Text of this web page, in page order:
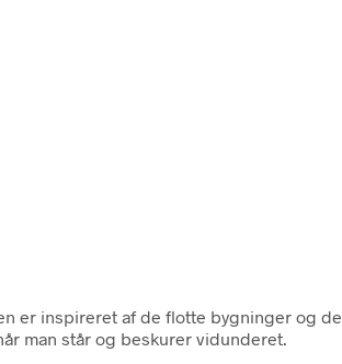
er inspireret af de flotte bygninger og de
man står og beskurer vidunderet.